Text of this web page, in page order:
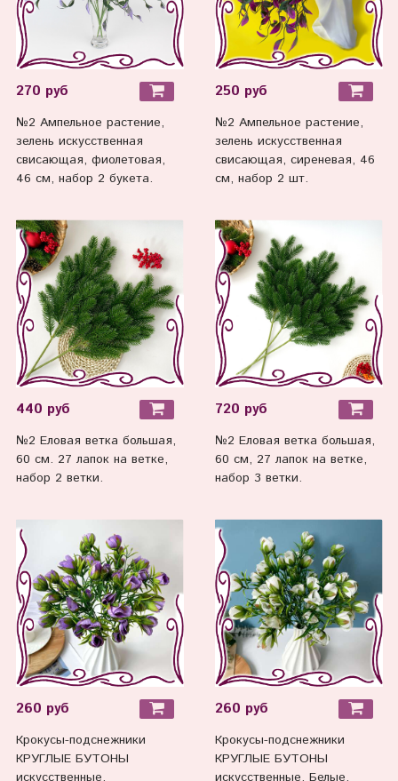
270 руб
№2 Ампельное растение,
зелень искусственная
свисающая, фиолетовая,
46 см, набор 2 букета.
250 руб
№2 Ампельное растение,
зелень искусственная
свисающая, сиреневая, 46
см, набор 2 шт.
440 руб
№2 Еловая ветка большая,
60 см. 27 лапок на ветке,
набор 2 ветки.
720 руб
№2 Еловая ветка большая,
60 см, 27 лапок на ветке,
набор 3 ветки.
260 руб
Крокусы-подснежники
КРУГЛЫЕ БУТОНЫ
260 руб
Крокусы-подснежники
КРУГЛЫЕ БУТОНЫ